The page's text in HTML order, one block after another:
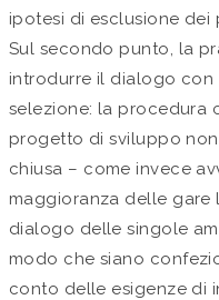
ipotesi di esclusione dei
Sul secondo punto, la
introdurre il dialogo
selezione: la procedura
progetto di sviluppo
chiusa – come invece
maggioranza delle gare
dialogo delle singole
modo che siano
conto delle esigenze di